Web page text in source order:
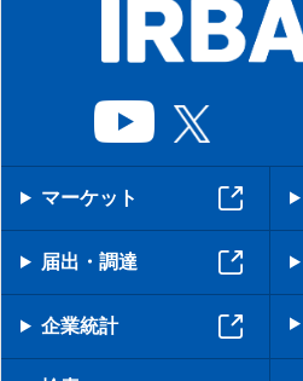
マーケット
届出・調達
企業統計